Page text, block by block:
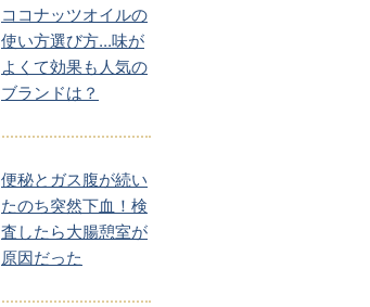
ココナッツオイルの
使い方選び方...味が
よくて効果も人気の
ブランドは？
便秘とガス腹が続い
たのち突然下血！検
査したら大腸憩室が
原因だった